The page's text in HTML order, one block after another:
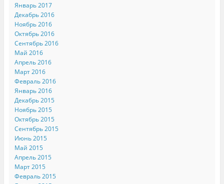
Январь 2017
Декабрь 2016
Ноябрь 2016
Октябрь 2016
Сентябрь 2016
Май 2016
Апрель 2016
Март 2016
Февраль 2016
Январь 2016
Декабрь 2015
Ноябрь 2015
Октябрь 2015
Сентябрь 2015
Июнь 2015
Май 2015
Апрель 2015
Март 2015
Февраль 2015